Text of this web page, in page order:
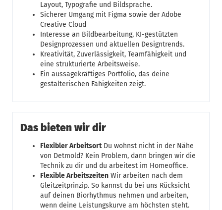
Layout, Typografie und Bildsprache.
Sicherer Umgang mit Figma sowie der Adobe
Creative Cloud
Interesse an Bildbearbeitung, KI-gestützten
Designprozessen und aktuellen Designtrends.
Kreativität, Zuverlässigkeit, Teamfähigkeit und
eine strukturierte Arbeitsweise.
Ein aussagekräftiges Portfolio, das deine
gestalterischen Fähigkeiten zeigt.
Das bieten wir dir
Flexibler ArbeitsortDu wohnst nicht in der Nähe
von Detmold? Kein Problem, dann bringen wir die
Technik zu dir und du arbeitest im Homeoffice.
Flexible Arbeitszeiten Wir arbeiten nach dem
Gleitzeitprinzip. So kannst du bei uns Rücksicht
auf deinen Biorhythmus nehmen und arbeiten,
wenn deine Leistungskurve am höchsten steht.